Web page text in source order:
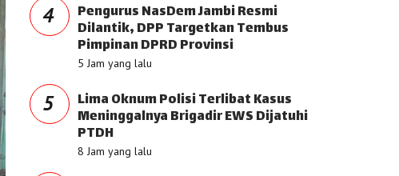
4 Pengurus NasDem Jambi Resmi
Dilantik, DPP Targetkan Tembus
Pimpinan DPRD Provinsi
5 Jam yang lalu
5 Lima Oknum Polisi Terlibat Kasus
Meninggalnya Brigadir EWS Dijatuhi
PTDH
8 Jam yang lalu